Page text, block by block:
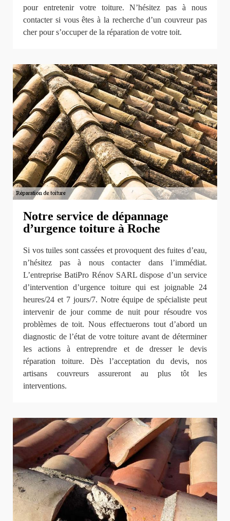
pour entretenir votre toiture. N’hésitez pas à nous
contacter si vous êtes à la recherche d’un couvreur pas
cher pour s’occuper de la réparation de votre toit.
Notre service de dépannage
d’urgence toiture à Roche
Si vos tuiles sont cassées et provoquent des fuites d’eau,
n’hésitez pas à nous contacter dans l’immédiat.
L’entreprise BatiPro Rénov SARL dispose d’un service
d’intervention d’urgence toiture qui est joignable 24
heures/24 et 7 jours/7. Notre équipe de spécialiste peut
intervenir de jour comme de nuit pour résoudre vos
problèmes de toit. Nous effectuerons tout d’abord un
diagnostic de l’état de votre toiture avant de déterminer
les actions à entreprendre et de dresser le devis
réparation toiture. Dès l’acceptation du devis, nos
artisans couvreurs assureront au plus tôt les
interventions.